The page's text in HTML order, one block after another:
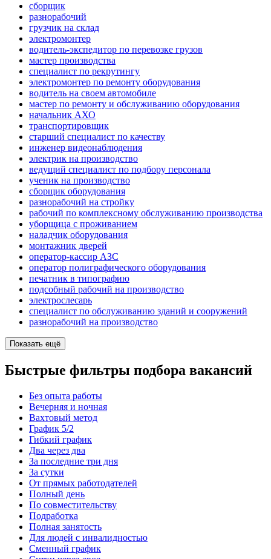
сборщик
разнорабочий
грузчик на склад
электромонтер
водитель-экспедитор по перевозке грузов
мастер производства
специалист по рекрутингу
электромонтер по ремонту оборудования
водитель на своем автомобиле
мастер по ремонту и обслуживанию оборудования
начальник АХО
транспортировщик
старший специалист по качеству
инженер видеонаблюдения
электрик на производство
ведущий специалист по подбору персонала
ученик на производство
сборщик оборудования
разнорабочий на стройку
рабочий по комплексному обслуживанию производства
уборщица с проживанием
наладчик оборудования
монтажник дверей
оператор-кассир АЗС
оператор полиграфического оборудования
печатник в типографию
подсобный рабочий на производство
электрослесарь
специалист по обслуживанию зданий и сооружений
разнорабочий на производство
Показать ещё
Быстрые фильтры подбора вакансий
Без опыта работы
Вечерняя и ночная
Вахтовый метод
График 5/2
Гибкий график
Два через два
За последние три дня
За сутки
От прямых работодателей
Полный день
По совместительству
Подработка
Полная занятость
Для людей с инвалидностью
Сменный график